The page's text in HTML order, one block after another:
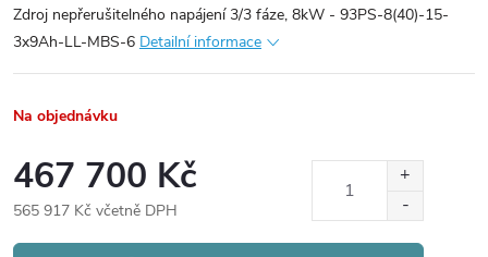
Zdroj nepřerušitelného napájení 3/3 fáze, 8kW - 93PS-8(40)-15-
3x9Ah-LL-MBS-6 Detailní informace
Na objednávku
467 700 Kč
565 917 Kč včetně DPH